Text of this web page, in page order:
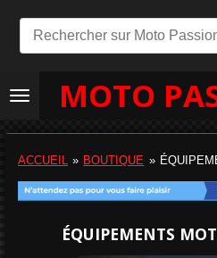
Passer
au
principal
MOTO
ACCUEIL » BOUTIQUE »
ÉQUIPEMENTS